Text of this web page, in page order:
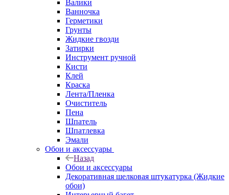
Валики
Ванночка
Герметики
Грунты
Жидкие гвозди
Затирки
Инструмент ручной
Кисти
Клей
Краска
Лента/Пленка
Очиститель
Пена
Шпатель
Шпатлевка
Эмали
Обои и аксессуары
Назад
Обои и аксессуары
Декоративная шелковая штукатурка (Жидкие
обои)